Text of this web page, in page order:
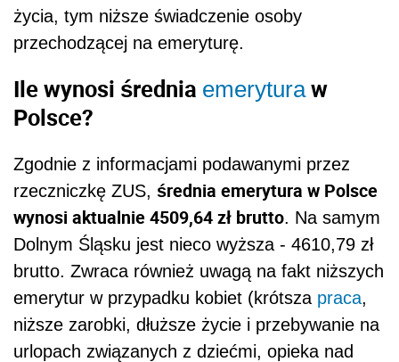
życia, tym niższe świadczenie osoby
przechodzącej na emeryturę.
Ile wynosi średnia emeryturaw
Polsce?
Zgodnie z informacjami podawanymi przez
rzeczniczkę ZUS, średnia emerytura w Polsce
wynosi aktualnie 4509,64 zł brutto. Na samym
Dolnym Śląsku jest nieco wyższa - 4610,79 zł
brutto. Zwraca również uwagą na fakt niższych
emerytur w przypadku kobiet (krótsza praca,
niższe zarobki, dłuższe życie i przebywanie na
urlopach związanych z dziećmi, opieka nad